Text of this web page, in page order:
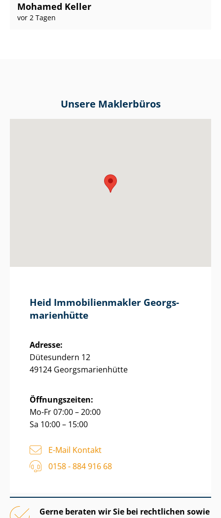
Mohamed Keller
vor 2 Tagen
Unsere Maklerbüros
Heid Im­mo­bi­li­en­mak­ler Ge­orgs­
ma­ri­en­hüt­te
Adresse:
Dütesundern 12
49124 Ge­orgs­ma­ri­en­hüt­te
Öffnungszeiten:
Mo-Fr 07:00 – 20:00
Sa 10:00 – 15:00
E-Mail Kontakt
0158 - 884 916 68
Gerne beraten wir Sie bei rechtlichen sowie